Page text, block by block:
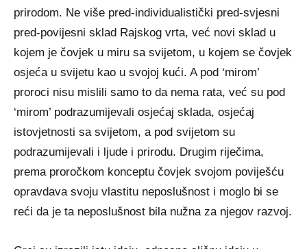
prirodom. Ne više pred-individualistički pred-svjesni
pred-povijesni sklad Rajskog vrta, već novi sklad u
kojem je čovjek u miru sa svijetom, u kojem se čovjek
osjeća u svijetu kao u svojoj kući. A pod ‘mirom’
proroci nisu mislili samo to da nema rata, već su pod
‘mirom’ podrazumijevali osjećaj sklada, osjećaj
istovjetnosti sa svijetom, a pod svijetom su
podrazumijevali i ljude i prirodu. Drugim riječima,
prema proročkom konceptu čovjek svojom poviješću
opravdava svoju vlastitu neposlušnost i moglo bi se
reći da je ta neposlušnost bila nužna za njegov razvoj.